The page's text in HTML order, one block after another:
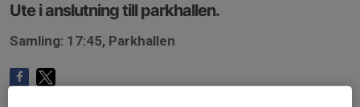
Ute i anslutning till parkhallen.
Samling: 17:45, Parkhallen